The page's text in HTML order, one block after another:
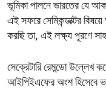
ভূমিকা পালনে ভারতের যে
এই সফরে সেমিকন্ডাক্টর
করছি তা, এই লক্ষ্য পূরণে
সেক্রেটারি রেমন্ডো উল্লেখ
আইপিইএফের অংশ হিসেবে